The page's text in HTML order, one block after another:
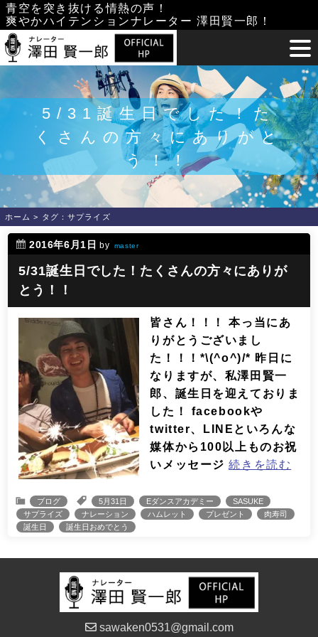
Skip
to
content
青空を突き抜ける情熱の声！
爽やかハイテンションナレーター 澤田賢一郎！
5/31誕生日でした！た
くさんの方々にありがと
う！！
ホーム > タグ：サプライズ
2016年6月1日 by master
5/31誕生日でした！たくさんの方々にありが
とう！！
皆さん！！！ 本っ当にあ
りがとうございまし
た！！！*\(^o^)/* 昨日に
なりますが、私澤田賢一
郎、誕生日を迎えておりま
した！ facebookや
twitter、LINEといろんな
媒体から100以上ものお祝
いメッセージ続きを読む
ブログ 5月31日 Eダンスアカデミー
SASUKE
サプライズ
ナレーション ハムレット プレゼント
肉寿司
誕生日
誕生日おめでとう
sawaken0531@gmail.com